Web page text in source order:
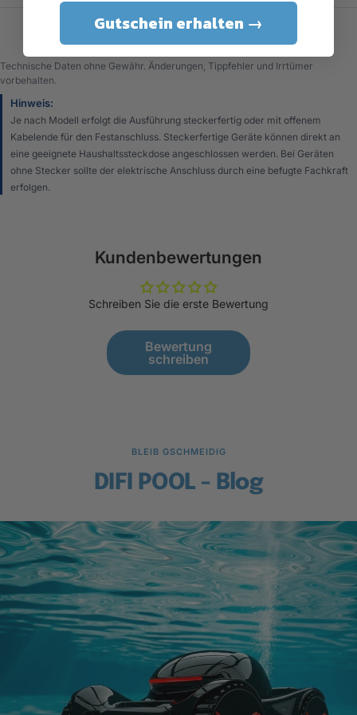
Technische Daten ohne Gewähr. Änderungen, Tippfehler und Irrtümer
vorbehalten.
Hinweis:
Je nach Modell erfolgt die Ausführung steckerfertig oder mit offenem
Kabelende für den Festanschluss. Steckerfertige Geräte können direkt an
eine geeignete Haushaltssteckdose angeschlossen werden. Bei Geräten
ohne Stecker sollte der elektrische Anschluss durch eine befugte Fachkraft
erfolgen.
Kundenbewertungen
Schreiben Sie die erste Bewertung
Bewertung
schreiben
BLEIB GSCHMEIDIG
DIFI POOL - Blog
Gutschein erhalten →